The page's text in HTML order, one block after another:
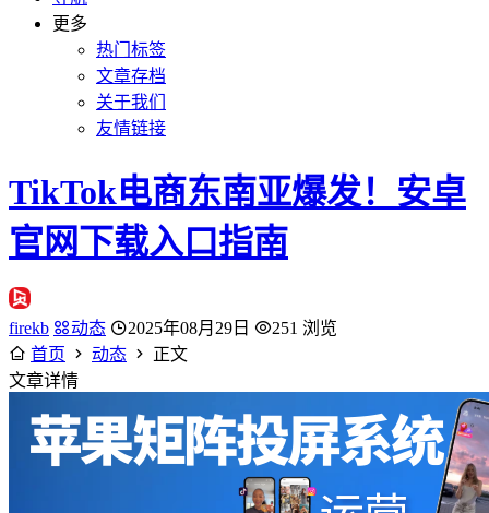
更多
热门标签
文章存档
关于我们
友情链接
TikTok电商东南亚爆发！安卓
官网下载入口指南
firekb 动态 2025年08月29日
251 浏览
首页
动态
正文
文章详情